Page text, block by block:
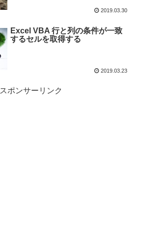
2019.03.30
Excel VBA 行と列の条件が一致
するセルを取得する
2019.03.23
スポンサーリンク